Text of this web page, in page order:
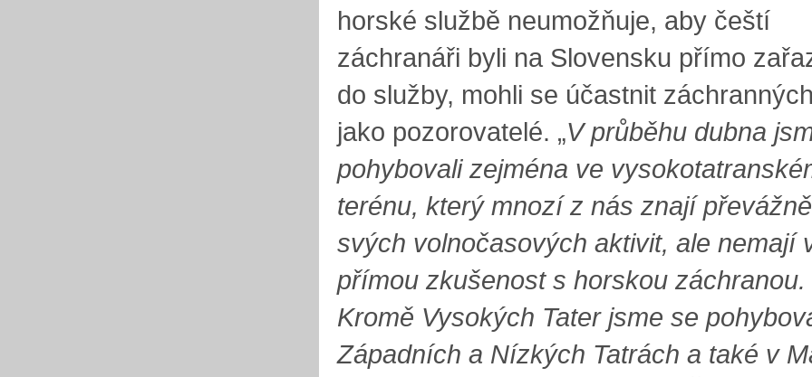
horské službě neumožňuje, aby čeští
záchranáři byli na Slovensku přímo
do služby, mohli se účastnit
jako pozorovatelé. „V průběhu dubna
pohybovali zejména ve
terénu, který mnozí z nás znají
svých volnočasových aktivit, ale nemají
přímou zkušenost s horskou záchranou.
Kromě Vysokých Tater jsme se
Západních a Nízkých Tatrách a také v